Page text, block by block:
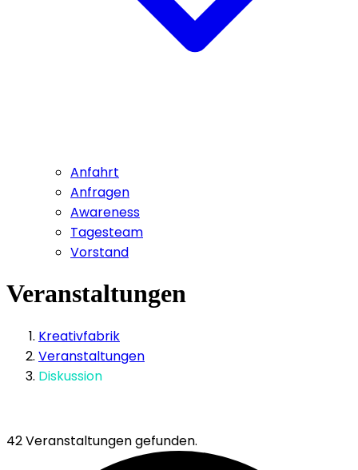
Anfahrt
Anfragen
Awareness
Tagesteam
Vorstand
Veranstaltungen
Kreativfabrik
Veranstaltungen
Diskussion
42 Veranstaltungen gefunden.